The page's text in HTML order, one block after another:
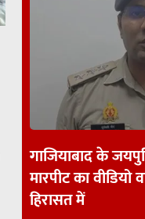
गाजियाबाद के
मारपीट का
हिरासत में